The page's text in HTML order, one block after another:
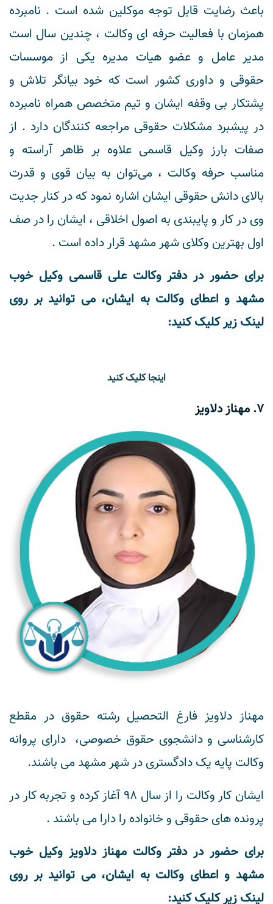
باعث رضایت قابل توجه موکلین شده است . نامبرده
همزمان با فعالیت حرفه ای وکالت ، چندین سال است
مدیر عامل و عضو هیات مدیره یکی از موسسات
حقوقی و داوری کشور است که خود بیانگر تلاش و
پشتکار بی وقفه ایشان و تیم متخصص همراه نامبرده
در پیشبرد مشکلات حقوقی مراجعه کنندگان دارد . از
صفات بارز وکیل قاسمی علاوه بر ظاهر آراسته و
مناسب حرفه وکالت ، می‌توان به بیان قوی و قدرت
بالای دانش حقوقی ایشان اشاره نمود که در کنار جدیت
وی در کار و پایبندی به اصول اخلاقی ، ایشان را در صف
اول بهترین وکلای شهر مشهد قرار داده است .
برای حضور در دفتر وکالت علی قاسمی وکیل خوب
مشهد و اعطای وکالت به ایشان، می توانید بر روی
لینک زیر کلیک کنید:
اینجا کلیک کنید
7. مهناز دلاویز
مهناز دلاویز فارغ التحصیل رشته حقوق در مقطع
کارشناسی و دانشجوی حقوق خصوصی، دارای پروانه
وکالت پایه یک دادگستری در شهر مشهد می باشند.
ایشان کار وکالت را از سال ۹۸ آغاز کرده و تجربه کار در
پرونده های حقوقی و خانواده را دارا می باشند .
برای حضور در دفتر وکالت مهناز دلاویز وکیل خوب
مشهد و اعطای وکالت به ایشان، می توانید بر روی
لینک زیر کلیک کنید: